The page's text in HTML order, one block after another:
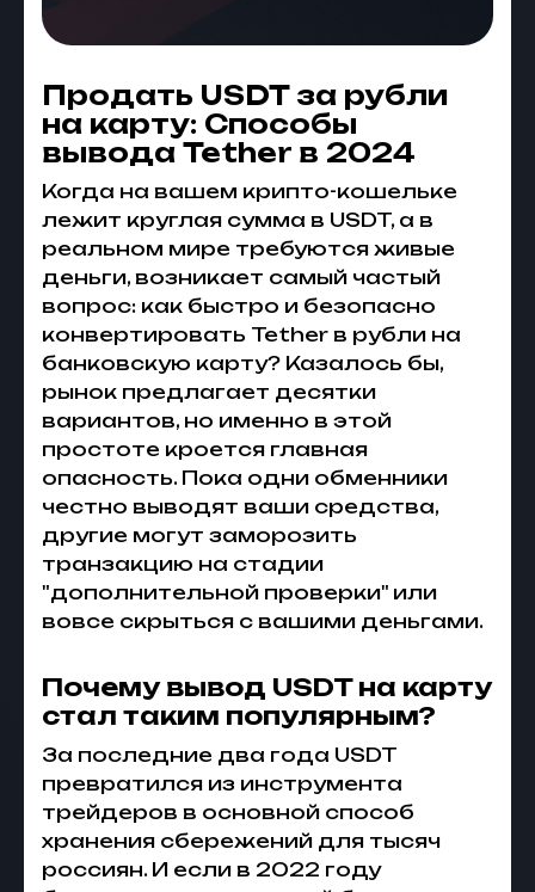
Продать USDT за рубли
на карту: Способы
вывода Tether в 2024
Когда на вашем крипто-кошельке
лежит круглая сумма в USDT, а в
реальном мире требуются живые
деньги, возникает самый частый
вопрос: как быстро и безопасно
конвертировать Tether в рубли на
банковскую карту? Казалось бы,
рынок предлагает десятки
вариантов, но именно в этой
простоте кроется главная
опасность. Пока одни обменники
честно выводят ваши средства,
другие могут заморозить
транзакцию на стадии
"дополнительной проверки" или
вовсе скрыться с вашими деньгами.
Почему вывод USDT на карту
стал таким популярным?
За последние два года USDT
превратился из инструмента
трейдеров в основной способ
хранения сбережений для тысяч
россиян. И если в 2022 году